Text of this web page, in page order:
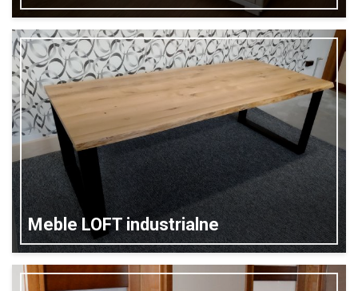
Meble LOFT industrialne